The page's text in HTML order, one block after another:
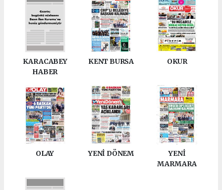
KARACABEY
HABER
KENT BURSA OKUR
OLAY YENİ DÖNEM
YENİ
MARMARA